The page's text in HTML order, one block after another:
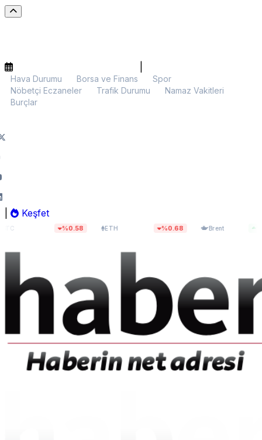
Hava Durumu Borsa ve Finans
Spor
Nöbetçi Eczaneler
Trafik Durumu
Namaz Vakitleri
Burçlar
Keşfet
ETH$1.891,00 Brent $79,64 %0.24